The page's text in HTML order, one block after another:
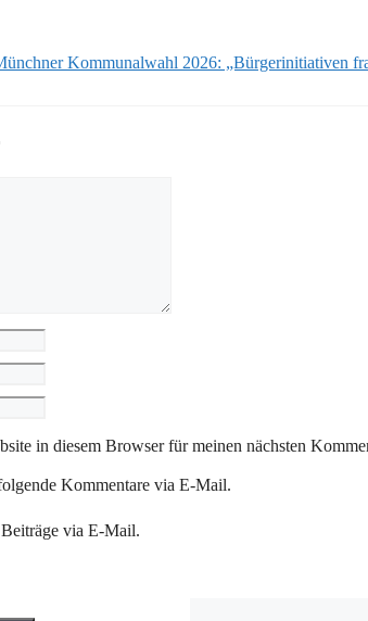
Kommunalwahl 2026: „Bürgerinitiativen
in diesem Browser für meinen nächsten
Kommentare via E-Mail.
via E-Mail.